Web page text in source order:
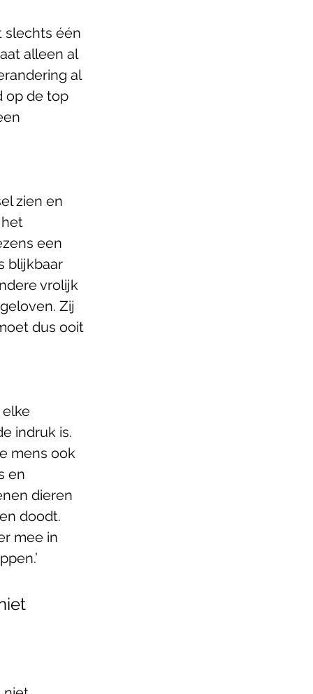
slechts één
alleen al
al
op de top
zien en
een
blijkbaar
vrolijk
Zij
dus ooit
elke
indruk is.
mens ook
en
dieren
doodt.
mee in